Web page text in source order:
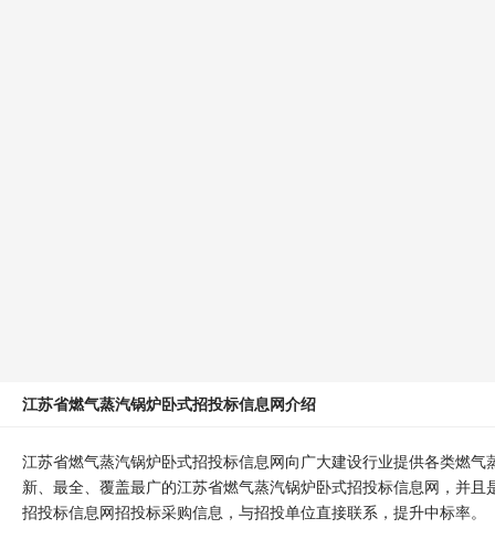
江苏省燃气蒸汽锅炉卧式招投标信息网介绍
江苏省燃气蒸汽锅炉卧式招投标信息网向广大建设行业提供各类燃
新、最全、覆盖最广的江苏省燃气蒸汽锅炉卧式招投标信息网，并
招投标信息网招投标采购信息，与招投单位直接联系，提升中标率。